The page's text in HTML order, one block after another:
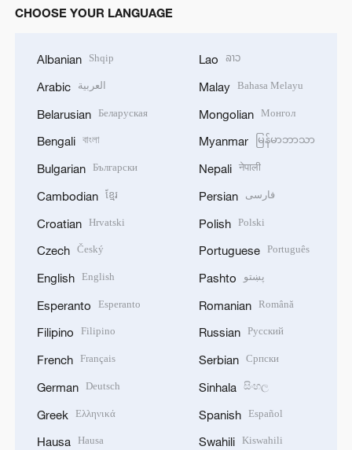
CHOOSE YOUR LANGUAGE
Albanian Shqip
Arabic العربية
Belarusian Беларуская
Bengali বাংলা
Bulgarian Български
Cambodian ខ្មែរ
Croatian Hrvatski
Czech Český
English English
Esperanto Esperanto
Filipino Filipino
French Français
German Deutsch
Greek Ελληνικά
Hausa Hausa
Lao ລາວ
Malay Bahasa Melayu
Mongolian Монгол
Myanmar မြန်မာဘာသာ
Nepali नेपाली
Persian فارسی
Polish Polski
Portuguese Português
Pashto پښتو
Romanian Română
Russian Русский
Serbian Српски
Sinhala සිංහල
Spanish Español
Swahili Kiswahili